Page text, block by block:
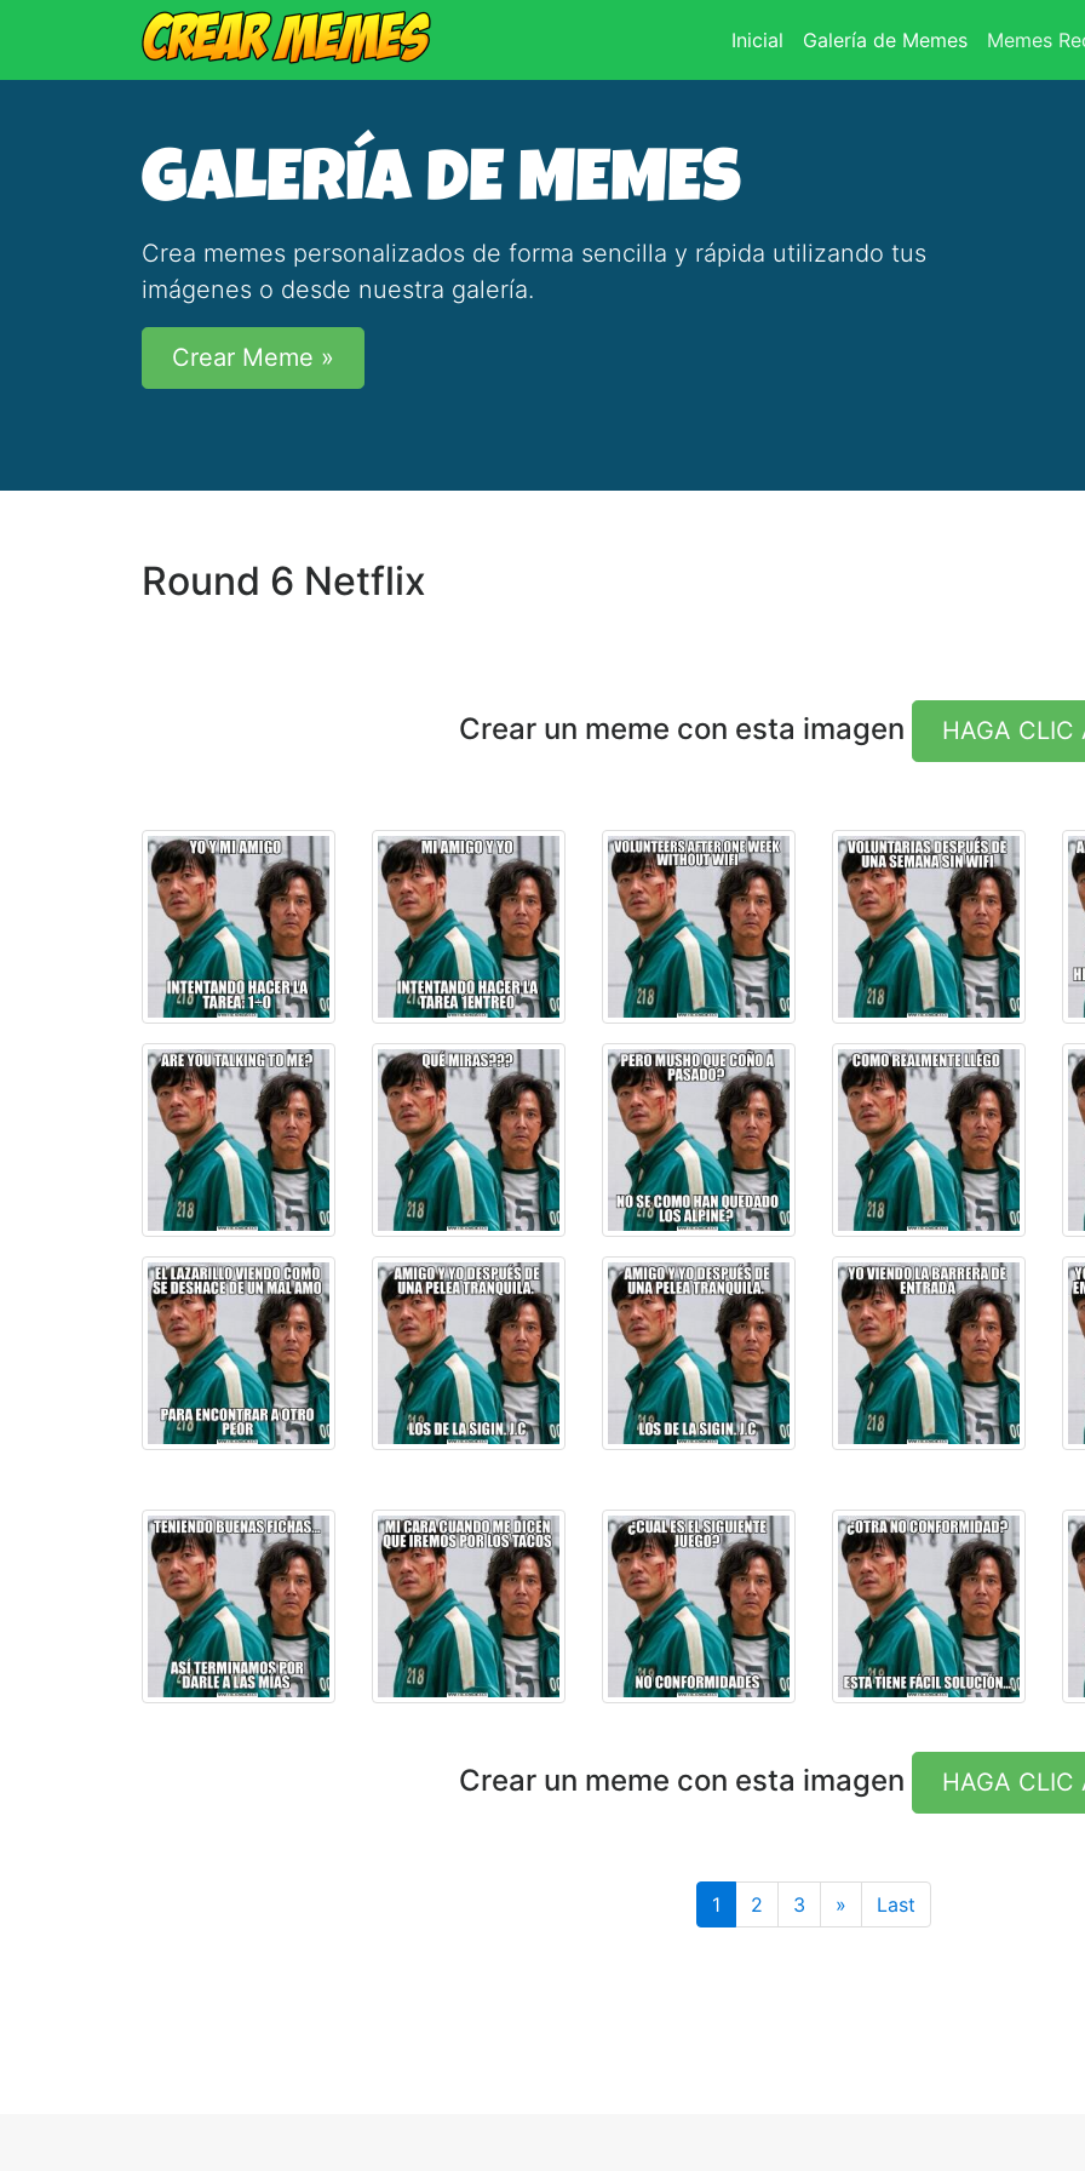
Inicial (current)
Galería de Memes Memes
GALERÍA DE MEMES
Crea memes personalizados de forma sencilla y rápida utilizando tus
imágenes o desde nuestra galería.
Crear Meme »
Round 6 Netflix
Crear un meme con esta imagen HAGA CLIC
Crear un meme con esta imagen HAGA CLIC
1 2 3 » LastLast